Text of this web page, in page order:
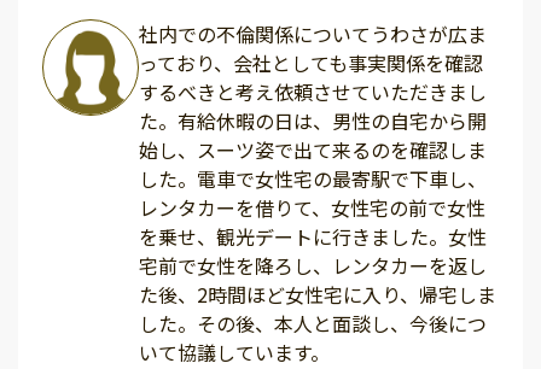
社内での不倫関係についてうわさが広ま
っており、会社としても事実関係を確認
するべきと考え依頼させていただきまし
た。有給休暇の日は、男性の自宅から開
始し、スーツ姿で出て来るのを確認しま
した。電車で女性宅の最寄駅で下車し、
レンタカーを借りて、女性宅の前で女性
を乗せ、観光デートに行きました。女性
宅前で女性を降ろし、レンタカーを返し
た後、2時間ほど女性宅に入り、帰宅しま
した。その後、本人と面談し、今後につ
いて協議しています。